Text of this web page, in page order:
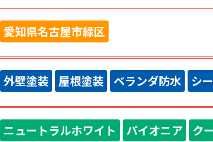
愛知県名古屋市緑区
外壁塗装 屋根塗装 ベランダ防水 シ
ニュートラルホワイト パイオニア ク